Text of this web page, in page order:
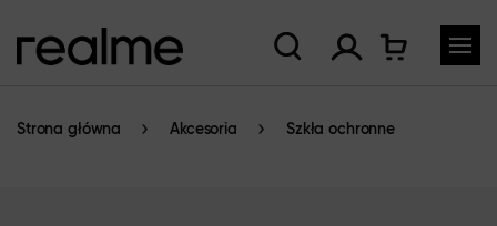
Strona główna Akcesoria Szkła ochronne